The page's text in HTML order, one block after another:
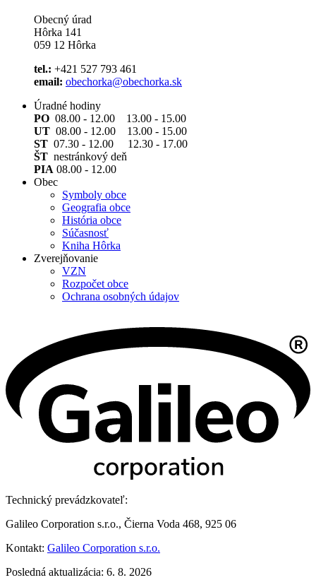
Obecný úrad
Hôrka 141
059 12 Hôrka
tel.: +421 527 793 461
email: obechorka@obechorka.sk
Úradné hodiny
PO 08.00 - 12.00 13.00 - 15.00
UT 08.00 - 12.00 13.00 - 15.00
ST 07.30 - 12.00 12.30 - 17.00
ŠT nestránkový deň
PIA 08.00 - 12.00
Obec
Symboly obce
Geografia obce
História obce
Súčasnosť
Kniha Hôrka
Zverejňovanie
VZN
Rozpočet obce
Ochrana osobných údajov
Technický prevádzkovateľ:
Galileo Corporation s.r.o., Čierna Voda 468, 925 06
Kontakt: Galileo Corporation s.r.o.
Posledná aktualizácia: 6. 8. 2026